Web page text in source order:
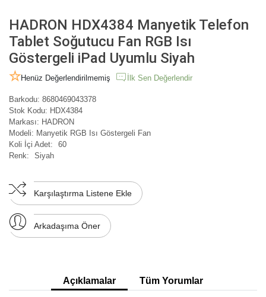
HADRON HDX4384 Manyetik Telefon
Tablet Soğutucu Fan RGB Isı
Göstergeli iPad Uyumlu Siyah
Henüz Değerlendirilmemiş İlk Sen Değerlendir
Barkodu: 8680469043378
Stok Kodu: HDX4384
Markası: HADRON
Modeli: Manyetik RGB Isı Göstergeli Fan
Koli İçi Adet:
60
Renk:
Siyah
Karşılaştırma Listene Ekle
Arkadaşıma Öner
Açıklamalar Tüm Yorumlar